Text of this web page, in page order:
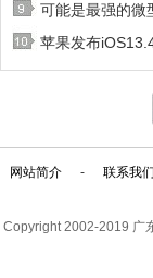
可能是最强的微
苹果发布
网站简介 - 联系我们
Copyright 2002-2019 广